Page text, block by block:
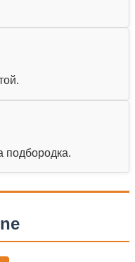
подбородка.